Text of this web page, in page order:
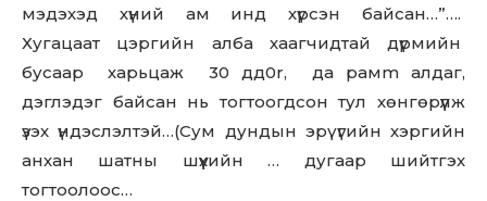
мэдэхэд хүний ам инд хүрсэн байсан…”….
Хугацаат цэргийн алба хаагчидтай дүрмийн
бусаар харьцаж 30 дд0r, да рамm алдаг,
дэглэдэг байсан нь тогтоогдсон тул хөнгөрүүлж
үзэх үндэслэлтэй…(Сум дундын эрү үгийн хэргийн
анхан шатны шүүхийн … дугаар шийтгэх
тогтоолоос…